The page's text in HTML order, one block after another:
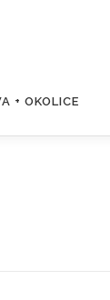
+ OKOLICE